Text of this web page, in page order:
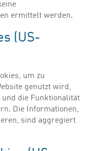
ermittelt werden.
(US-
um zu
genutzt wird,
und die Funktionalität
Die Informationen,
sind aggregiert